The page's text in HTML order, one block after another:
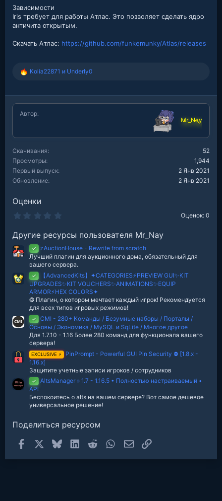
Зависимости
Iris требует для работы Атлас. Это позволяет сделать ядро
античита открытым.
Скачать Атлас: https://github.com/funkemunky/Atlas/releases
Р
к
ц
и
Kolia22871 и Underly0
Автор
Mr_Nay
Скачивания
52
Просмотры
1,944
Первый выпуск
2 Янв 2021
Обновление
2 Янв 2021
Оценки
0
з
в
е
з
Оценок: 0
Другие ресурсы пользователя Mr_Nay
✓
zAuctionHouse - Rewrite from scratch
Лучший плагин для аукционного дома, обязательный для
вашего сервера.
✓
【AdvancedKits】✦CATEGORIES⚡️PREVIEW GUI✨KIT
UPGRADES✨KIT VOUCHERS✨ANIMATIONS✨EQUIP
ARMOR⚡️HEX COLORS✦
❂ Плагин, о котором мечтает каждый игрок! Рекомендуется
для всех типов игровых режимов!
✓
CMI - 280+ Команды / Безумные наборы / Порталы /
Основы / Экономика / MySQL и SqLite / Многое другое
Для 1.7.10 - 1.16 Более 280 команд для функционала вашего
сервера!
EXCLUSIVE ⚡
PinPrompt - Powerful GUI Pin Security ⛔️ [1.8.x -
1.16.x]
Защитите учетные записи игроков / сотрудников
✓
AltsManager » 1.7 - 1.16.5 • Полностью настраиваемый •
API
Беспокоитесь о alts на вашем сервере? Вот самое дешевое
универсальное решение!
Поделиться ресурсом
Facebook Bluesky LinkedInReddit WhatsAppЭлектронная почта
Ссылка